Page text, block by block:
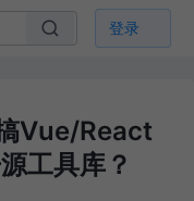
登录
Vue/React
工具库？